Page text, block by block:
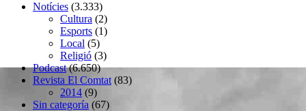
Notícies (3.333)
Cultura (2)
Esports (1)
Local (5)
Religió (3)
Podcast(6.650)
Revista El Comtat (83)
2014 (9)
Sin categoría (67)